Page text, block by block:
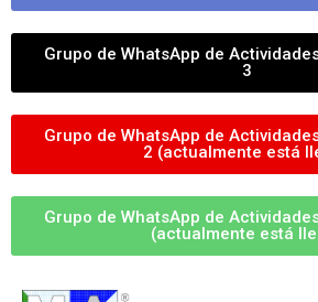
Grupo de WhatsApp de
3
Grupo de WhatsApp de
2 (actualmente está
Grupo de WhatsApp de
(actualmente está